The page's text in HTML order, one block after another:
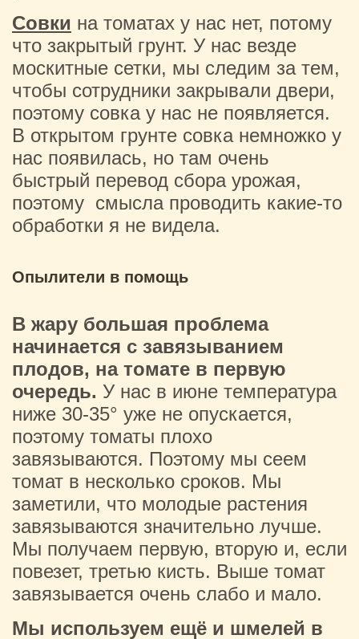
Совки на томатах у нас нет, потому
что закрытый грунт. У нас везде
москитные сетки, мы следим за тем,
чтобы сотрудники закрывали двери,
поэтому совка у нас не появляется.
В открытом грунте совка немножко у
нас появилась, но там очень
быстрый перевод сбора урожая,
поэтому смысла проводить какие-то
обработки я не видела.
Опылители в помощь
В жару большая проблема
начинается с завязыванием
плодов, на томате в первую
очередь. У нас в июне температура
ниже 30-35° уже не опускается,
поэтому томаты плохо
завязываются. Поэтому мы сеем
томат в несколько сроков. Мы
заметили, что молодые растения
завязываются значительно лучше.
Мы получаем первую, вторую и, если
повезет, третью кисть. Выше томат
завязывается очень слабо и мало.
Мы используем ещё и шмелей в